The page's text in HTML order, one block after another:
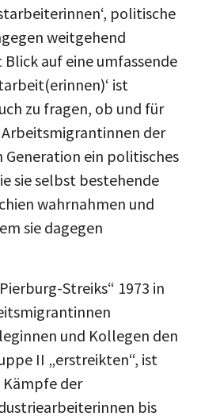
politische
weitgehend
auf eine umfassende
ist
zu fragen, ob und für
der
ein politisches
sie selbst bestehende
wahrnahmen und
sie dagegen
Streiks“ 1973 in
und Kollegen den
II „erstreikten“, ist
der
bis